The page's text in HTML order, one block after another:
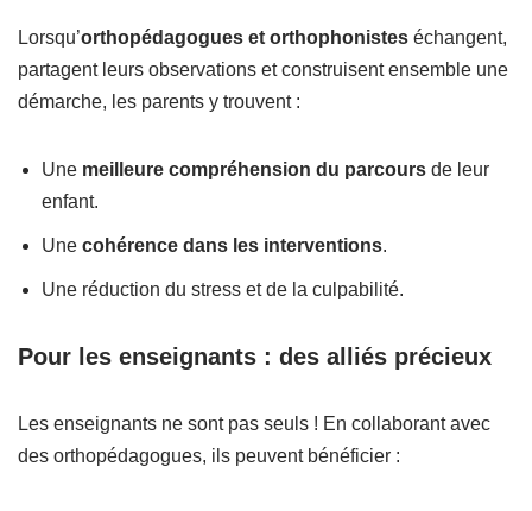
Lorsqu’orthopédagogues et orthophonistes échangent,
partagent leurs observations et construisent ensemble une
démarche, les parents y trouvent :
Une meilleure compréhension du parcours de leur
enfant.
Une cohérence dans les interventions.
Une réduction du stress et de la culpabilité.
Pour les enseignants : des alliés précieux
Les enseignants ne sont pas seuls ! En collaborant avec
des orthopédagogues, ils peuvent bénéficier :